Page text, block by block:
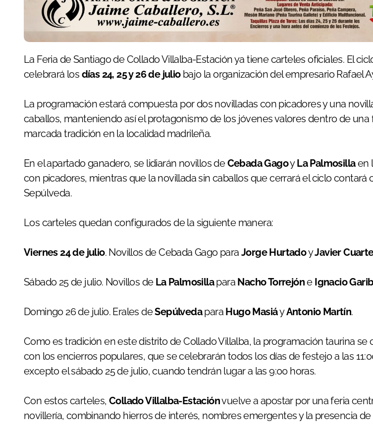
La Feria de Santiago de Collado Villalba-Estación ya tiene carteles oficiales. El ciclo taurino se
celebrará los días 24, 25 y 26 de juliobajo la organización del empresario Rafael
La programación estará compuesta por dos novilladas con picadores y una
caballos, manteniendo así el protagonismo de los jóvenes valores dentro de una
marcada tradición en la localidad madrileña.
En el apartado ganadero, se lidiarán novillos deCebada Gagoy La Palmosillaen
con picadores, mientras que la novillada sin caballos que cerrará el ciclo contará
Sepúlveda.
Los carteles quedan configurados de la siguiente manera:
Viernes 24 de julio. Novillos de Cebada Gago paraJorge HurtadoyJavier
Sábado 25 de julio. Novillos de La Palmosillapara Nacho Torrejóne Ignacio
Domingo 26 de julio. Erales deSepúlvedapara Hugo MasiáyAntonio Martín.
Como es tradición en este distrito de Collado Villalba, la programación taurina se
con los encierros populares, que se celebrarán todos los días de festejo a las
excepto el sábado 25 de julio, cuando tendrán lugar a las 9:00 horas.
Con estos carteles, Collado Villalba-Estaciónvuelve a apostar por una feria
novillería, combinando hierros de interés, nombres emergentes y la presencia de